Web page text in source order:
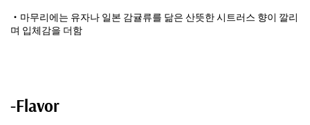
・마무리에는 유자나 일본 감귤류를 닮은 산뜻한 시트러스 향이 깔리
며 입체감을 더함
-Flavor